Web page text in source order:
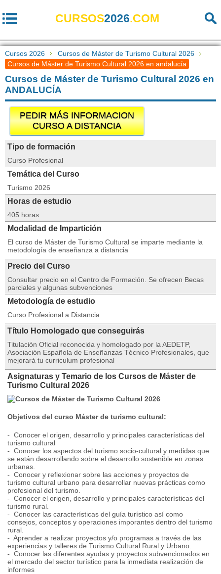
CURSOS2026.COM
Cursos 2026
Cursos de Máster de Turismo Cultural 2026
Cursos de Máster de Turismo Cultural 2026 en andalucía
Cursos de Máster de Turismo Cultural 2026 en
ANDALUCÍA
PEDIR MÁS INFORMACION
CURSO A DISTANCIA
Tipo de formación
Curso Profesional
Temática del Curso
Turismo 2026
Horas de estudio
405 horas
Modalidad de Impartición
El curso de Máster de Turismo Cultural se imparte mediante la
metodología de enseñanza a distancia
Precio del Curso
Consultar precio en el Centro de Formación. Se ofrecen Becas
parciales y algunas subvenciones
Metodología de estudio
Curso Profesional a Distancia
Título Homologado que conseguirás
Titulación Oficial reconocida y homologado por la AEDETP,
Asociación Española de Enseñanzas Técnico Profesionales, que
mejorará tu curriculum profesional
Asignaturas y Temario de los Cursos de Máster de
Turismo Cultural 2026
Objetivos del curso Máster de turismo cultural:
- Conocer el origen, desarrollo y principales características del
turismo cultural
- Conocer los aspectos del turismo socio-cultural y medidas que
se están desarrollando sobre el desarrollo sostenible en zonas
urbanas.
- Conocer y reflexionar sobre las acciones y proyectos de
turismo cultural urbano para desarrollar nuevas prácticas como
profesional del turismo.
- Conocer el origen, desarrollo y principales características del
turismo rural.
- Conocer las características del guía turístico así como
consejos, conceptos y operaciones imporantes dentro del turismo
rural.
- Aprender a realizar proyectos y/o programas a través de las
experiencias y talleres de Turismo Cultural Rural y Urbano.
- Conocer las diferentes ayudas y proyectos subvencionados en
el mercado del sector turístico para la inmediata realización de
informes